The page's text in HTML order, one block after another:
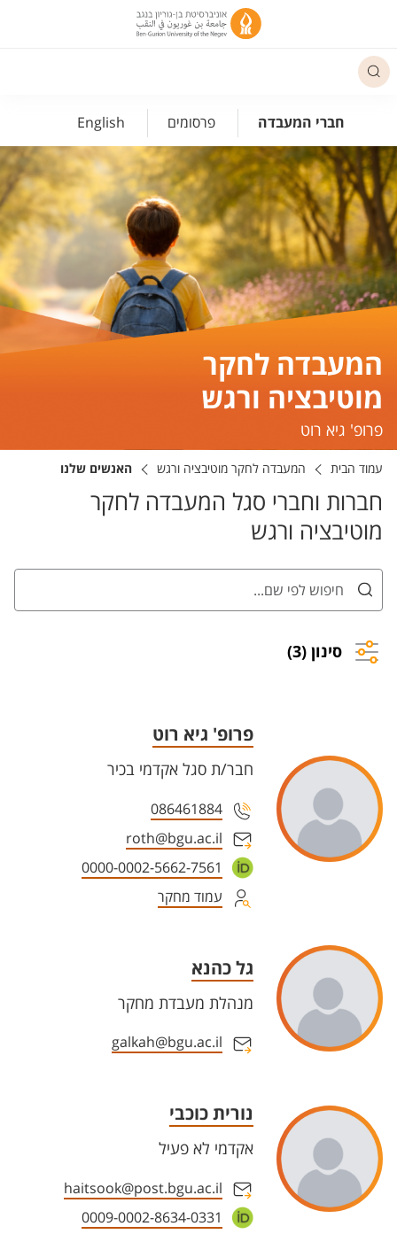
חברי המעבדה פרסומים English
המעבדה לחקר
מוטיבציה ורגש
פרופ' גיא רוט
עמוד הבית המעבדה לחקר מוטיבציה ורגש האנשים שלנו
חברות וחברי סגל המעבדה לחקר
מוטיבציה ורגש
סינון (3)
פרופ' גיא רוט
חבר/ת סגל אקדמי בכיר
086461884
roth@bgu.ac.il
0000-0002-5662-7561
עמוד מחקר
גל כהנא
מנהלת מעבדת מחקר
galkah@bgu.ac.il
נורית כוכבי
אקדמי לא פעיל
haitsook@post.bgu.ac.il
0009-0002-8634-0331